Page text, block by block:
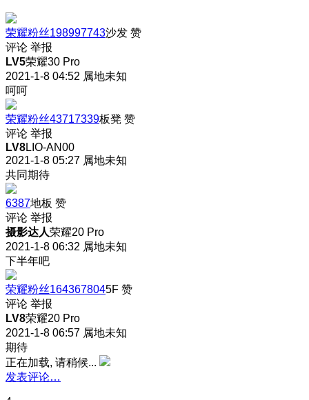
荣耀粉丝198997743沙发 赞
评论 举报
LV5荣耀30 Pro
2021-1-8 04:52 属地未知
呵呵
荣耀粉丝43717339板凳 赞
评论 举报
LV8LIO-AN00
2021-1-8 05:27 属地未知
共同期待
6387地板 赞
评论 举报
摄影达人荣耀20 Pro
2021-1-8 06:32 属地未知
下半年吧
荣耀粉丝1643678045F 赞
评论 举报
LV8荣耀20 Pro
2021-1-8 06:57 属地未知
期待
正在加载, 请稍候...
发表评论…